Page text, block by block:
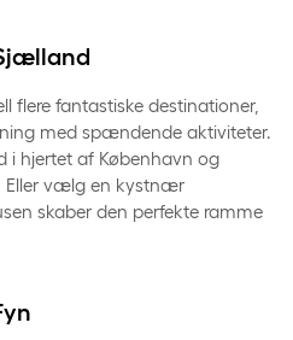
flere fantastiske destinationer,
med spændende aktiviteter.
i hjertet af København og
Eller vælg en kystnær
skaber den perfekte ramme